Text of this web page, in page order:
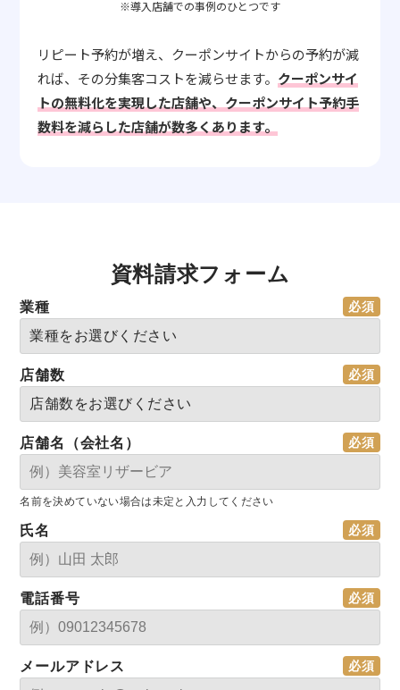
※導入店舗での事例のひとつです
リピート予約が増え、クーポンサイトからの予約が減
れば、その分集客コストを減らせます。 クーポンサイ
トの無料化を実現した店舗や、クーポンサイト予約手
数料を減らした店舗が数多くあります。
資料請求フォーム
業種
店舗数
店舗名（会社名）
名前を決めていない場合は未定と入力してください
氏名
電話番号
メールアドレス